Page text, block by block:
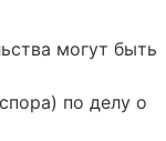
могут быть
по делу о